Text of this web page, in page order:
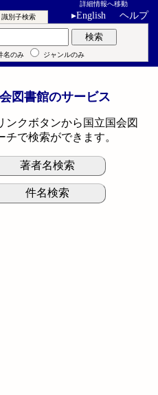
詳細情報へ移動
▸English ヘルプ
識別子検索
検索
名のみ ジャンルのみ
図書館のサービス
ンクボタンから国立国会図
チで検索ができます。
著者名検索
件名検索